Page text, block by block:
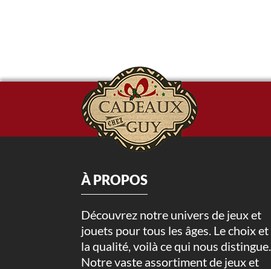
À PROPOS
Découvrez notre univers de jeux et
jouets pour tous les âges. Le choix et
la qualité, voilà ce qui nous distingue.
Notre vaste assortiment de jeux et